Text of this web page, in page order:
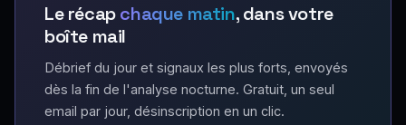
Le récapchaque matin, dans votre
boîte mail
Débrief du jour et signaux les plus forts, envoyés
dès la fin de l'analyse nocturne. Gratuit, un seul
email par jour, désinscription en un clic.